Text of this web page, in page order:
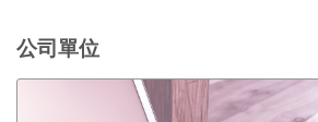
公司單位